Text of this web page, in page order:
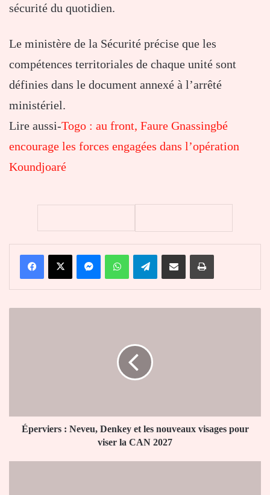
sécurité du quotidien.
Le ministère de la Sécurité précise que les
compétences territoriales de chaque unité sont
définies dans le document annexé à l’arrêté
ministériel.
Lire aussi-Togo : au front, Faure Gnassingbé
encourage les forces engagées dans l’opération
Koundjoaré
FacebookX MessengerWhatsAppTelegramPartager par email Imprimer
pour
viserÉperviers : Neveu, Denkey et les nouveaux visages pour
viser la CAN 2027